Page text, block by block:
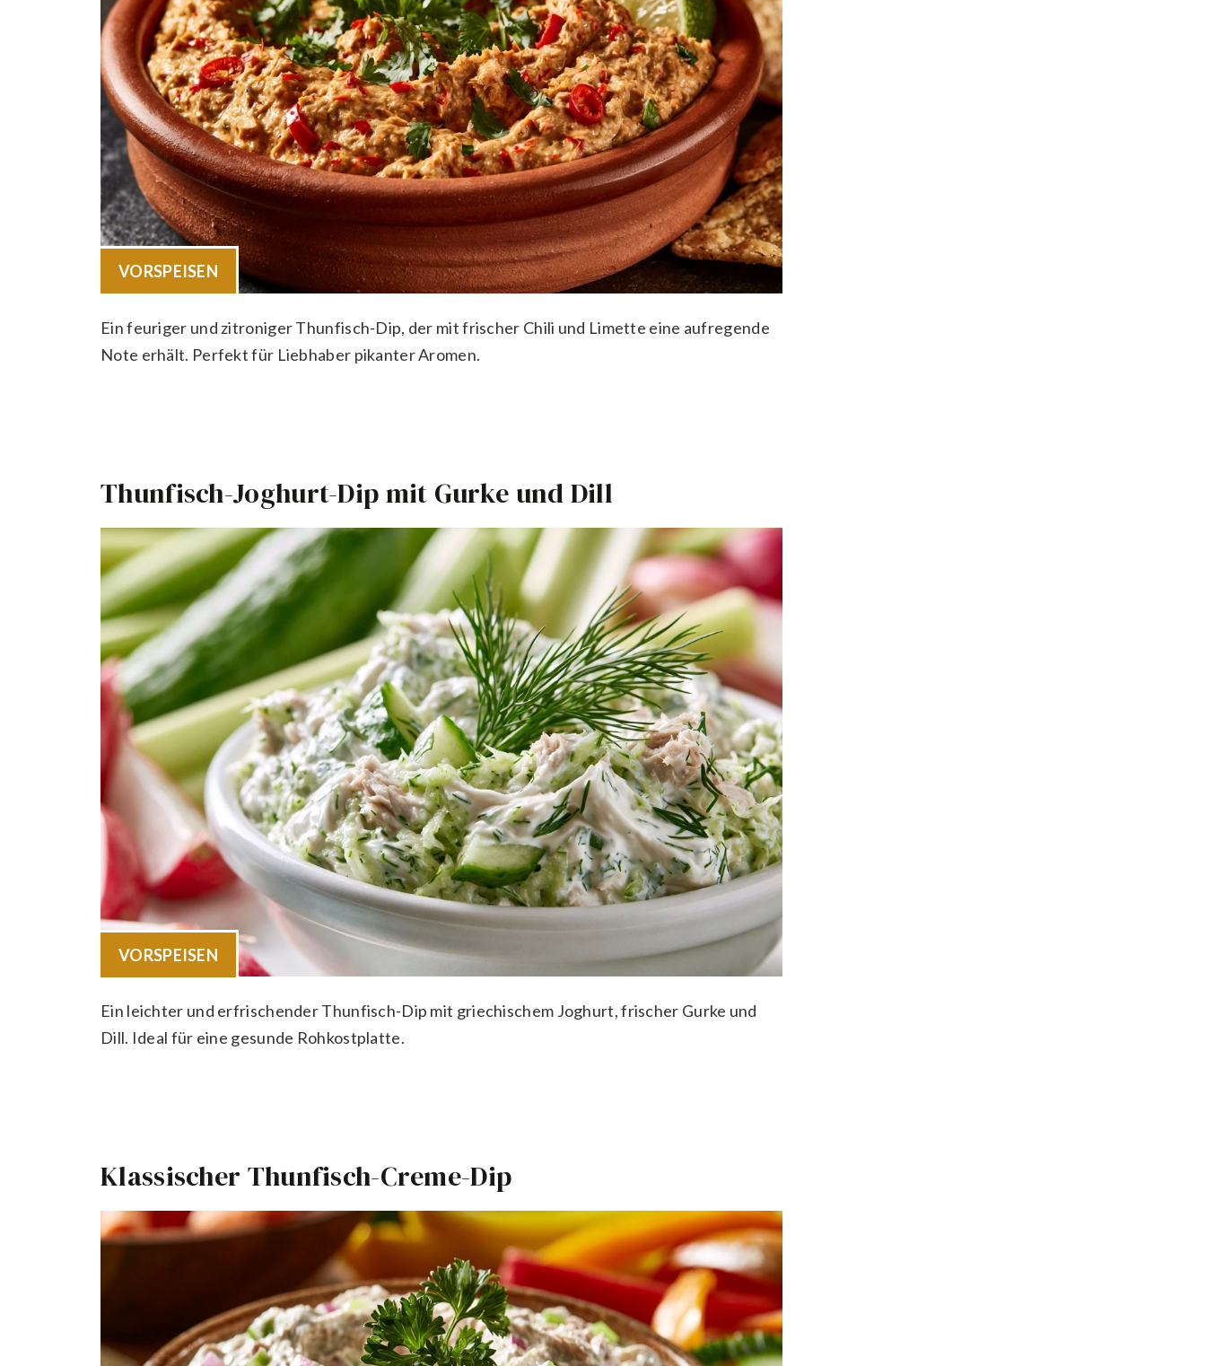
VORSPEISEN
Ein feuriger und zitroniger Thunfisch-Dip, der mit frischer Chili und Limette eine aufregende
Note erhält. Perfekt für Liebhaber pikanter Aromen.
Thunfisch-Joghurt-Dip mit Gurke und Dill
VORSPEISEN
Ein leichter und erfrischender Thunfisch-Dip mit griechischem Joghurt, frischer Gurke und
Dill. Ideal für eine gesunde Rohkostplatte.
Klassischer Thunfisch-Creme-Dip